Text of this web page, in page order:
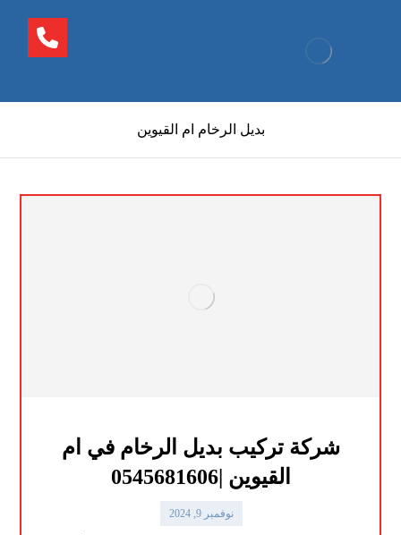
بديل الرخام ام القيوين
شركة تركيب بديل الرخام في ام
القيوين |0545681606
نوفمبر 9, 2024